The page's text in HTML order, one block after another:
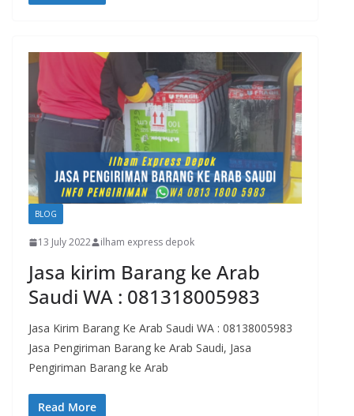
BLOG
13 July 2022 ilham express depok
Jasa kirim Barang ke Arab
Saudi WA : 081318005983
Jasa Kirim Barang Ke Arab Saudi WA : 08138005983
Jasa Pengiriman Barang ke Arab Saudi, Jasa
Pengiriman Barang ke Arab
Read More